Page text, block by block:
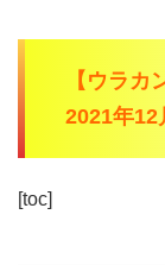
【ウラカ
2021年12
[toc]